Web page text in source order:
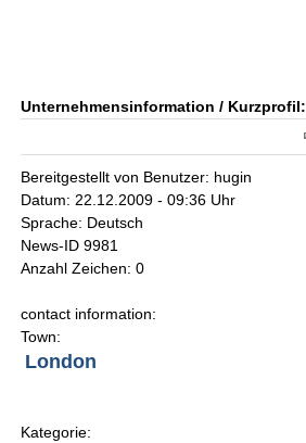
Unternehmensinformation / Kurzprofil:
Bereitgestellt von Benutzer: hugin
Datum: 22.12.2009 - 09:36 Uhr
Sprache: Deutsch
News-ID 9981
Anzahl Zeichen: 0
contact information:
Town:
London
Kategorie: